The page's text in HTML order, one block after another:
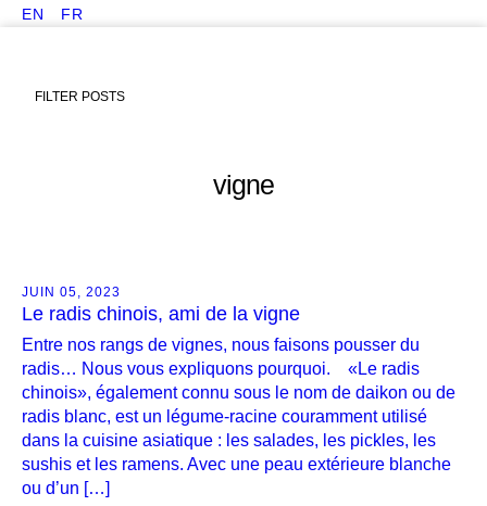
EN FR
FILTER POSTS
vigne
JUIN 05, 2023
Le radis chinois, ami de la vigne
Entre nos rangs de vignes, nous faisons pousser du
radis… Nous vous expliquons pourquoi. «Le radis
chinois», également connu sous le nom de daikon ou de
radis blanc, est un légume-racine couramment utilisé
dans la cuisine asiatique : les salades, les pickles, les
sushis et les ramens. Avec une peau extérieure blanche
ou d’un […]